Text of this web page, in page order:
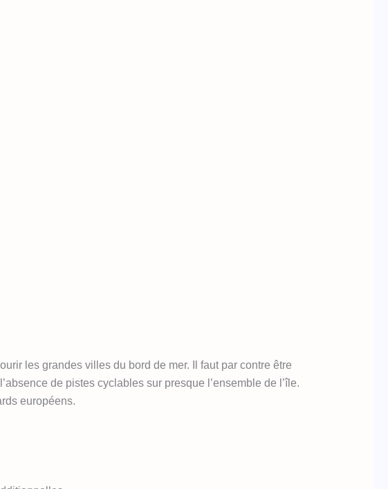
les grandes villes du bord de mer. Il faut par contre être
de pistes cyclables sur presque l’ensemble de l’île.
européens.